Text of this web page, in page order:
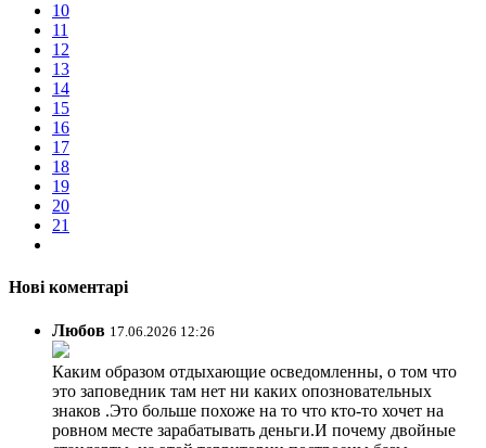
10
11
12
13
14
15
16
17
18
19
20
21
Нові коментарі
Любов 17.06.2026 12:26
Каким образом отдыхающие осведомленны, о том что
это заповедник там нет ни каких опозновательных
знаков .Это больше похоже на то что кто-то хочет на
ровном месте зарабатывать деньги.И почему двойные